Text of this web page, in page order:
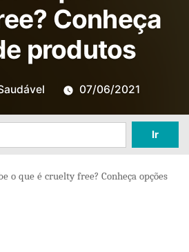
Conheça
produtos
07/06/2021
o que é cruelty free? Conheça opções